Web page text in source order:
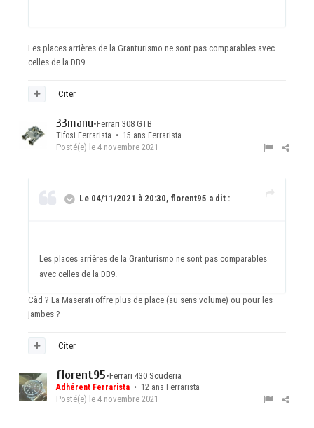
Les places arrières de la Granturismo ne sont pas comparables avec
celles de la DB9.
Citer
33manu•Ferrari 308 GTB
Tifosi Ferrarista • 15 ans Ferrarista
Posté(e) le 4 novembre 2021
Le 04/11/2021 à 20:30, florent95 a dit :
Les places arrières de la Granturismo ne sont pas comparables
avec celles de la DB9.
Càd ? La Maserati offre plus de place (au sens volume) ou pour les
jambes ?
Citer
florent95•Ferrari 430 Scuderia
Adhérent Ferrarista • 12 ans Ferrarista
Posté(e) le 4 novembre 2021